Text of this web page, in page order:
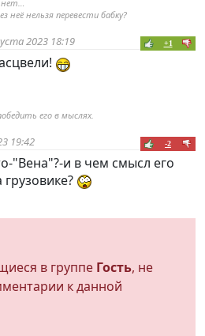
нет…
неё нельзя перевести бабку?
2023 18:19 +1
его в мыслях.
19:42 -2
"Вена"?-и в чем смысл его
в группе Гость, не
к данной